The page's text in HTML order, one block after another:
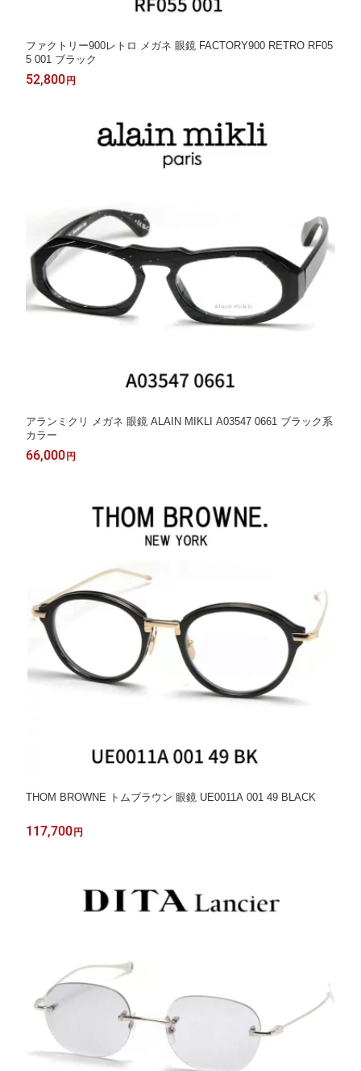
ファクトリー900レトロ メガネ 眼鏡 FACTORY900 RETRO RF05
5 001 ブラック
52,800円
アランミクリ メガネ 眼鏡 ALAIN MIKLI A03547 0661 ブラック系
カラー
66,000円
THOM BROWNE トムブラウン 眼鏡 UE0011A 001 49 BLACK
117,700円